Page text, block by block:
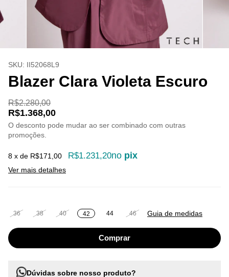
SKU: II52068L9
Blazer Clara Violeta Escuro
R$2.280,00
R$1.368,00
O desconto pode mudar ao ser combinado com outras
promoções.
8 x de R$171,00 R$1.231,20no pix
Ver mais detalhes
36 38 40 42 44 46 Guia de medidas
Dúvidas sobre nosso produto?